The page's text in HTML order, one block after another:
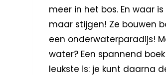
meer in het bos. En waar
maar stijgen! Ze bouwen
een onderwaterparadijs!
water? Een spannend
leukste is: je kunt daarna